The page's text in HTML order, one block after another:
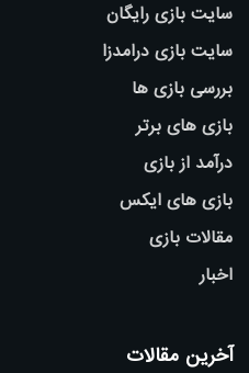
سایت بازی رایگان
سایت بازی درامدزا
بررسی بازی ها
بازی های برتر
درآمد از بازی
بازی های ایکس
مقالات بازی
اخبار
آخرین مقالات